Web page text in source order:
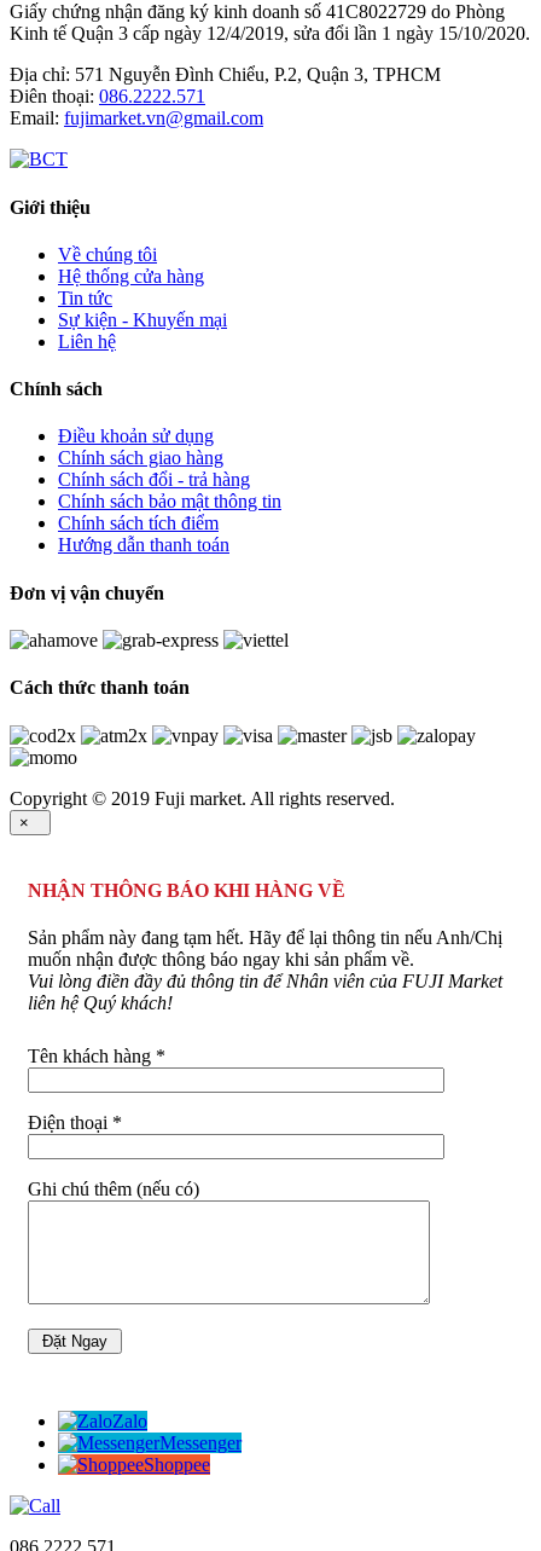
Giấy chứng nhận đăng ký kinh doanh số 41C8022729 do Phòng
Kinh tế Quận 3 cấp ngày 12/4/2019, sửa đổi lần 1 ngày 15/10/2020.
Địa chỉ: 571 Nguyễn Đình Chiểu, P.2, Quận 3, TPHCM
Điên thoại: 086.2222.571
Email: fujimarket.vn@gmail.com
Giới thiệu
Về chúng tôi
Hệ thống cửa hàng
Tin tức
Sự kiện - Khuyến mại
Liên hệ
Chính sách
Điều khoản sử dụng
Chính sách giao hàng
Chính sách đổi - trả hàng
Chính sách bảo mật thông tin
Chính sách tích điểm
Hướng dẫn thanh toán
Đơn vị vận chuyển
Cách thức thanh toán
Copyright © 2019 Fuji market. All rights reserved.
×
NHẬN THÔNG BÁO KHI HÀNG VỀ
Sản phẩm này đang tạm hết. Hãy để lại thông tin nếu Anh/Chị
muốn nhận được thông báo ngay khi sản phẩm về.
Vui lòng điền đầy đủ thông tin để Nhân viên của FUJI Market
liên hệ Quý khách!
Tên khách hàng *
Điện thoại *
Ghi chú thêm (nếu có)
Zalo
Messenger
Shoppee
086 2222 571